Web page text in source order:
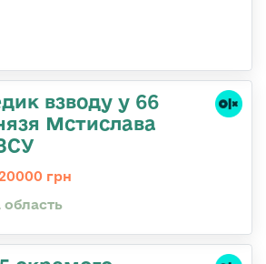
взводу у 66
Мстислава
грн
область